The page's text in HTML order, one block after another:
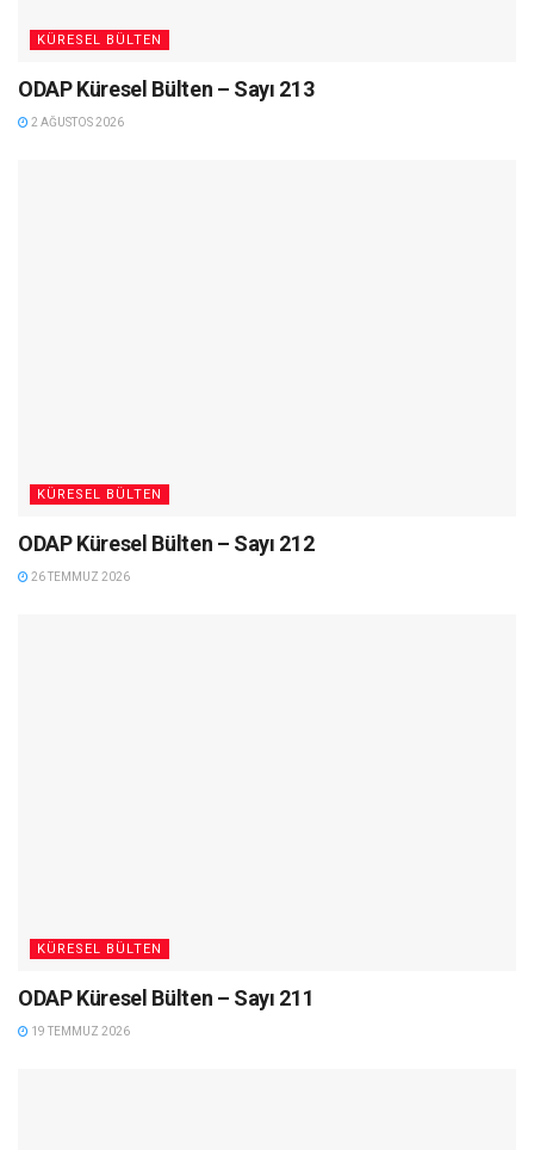
KÜRESEL BÜLTEN
ODAP Küresel Bülten – Sayı 213
2 AĞUSTOS 2026
KÜRESEL BÜLTEN
ODAP Küresel Bülten – Sayı 212
26 TEMMUZ 2026
KÜRESEL BÜLTEN
ODAP Küresel Bülten – Sayı 211
19 TEMMUZ 2026